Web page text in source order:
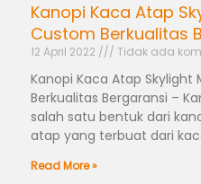
Kanopi Kaca Atap
Custom Berkualitas
12 April 2022 Tidak ada
Kanopi Kaca Atap Skylight
Berkualitas Bergaransi –
salah satu bentuk dari
atap yang terbuat dari
Read More »